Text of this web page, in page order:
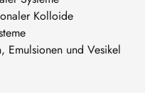
Kolloide
Emulsionen und Vesikel